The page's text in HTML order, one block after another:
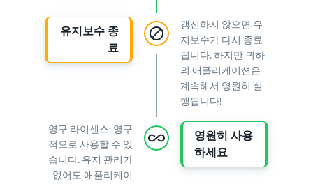
갱신하지 않으면 유
지보수가 다시 종료
됩니다. 하지만 귀하
의 애플리케이션은
계속해서 영원히 실
행됩니다!
유지보수 종
료
영구 라이센스: 영구
적으로 사용할 수 있
습니다. 유지 관리가
없어도 애플리케이
영원히 사용
하세요